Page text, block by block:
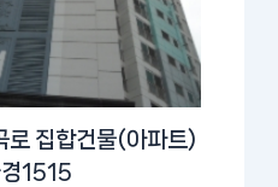
로 집합건물(아파트)
1515